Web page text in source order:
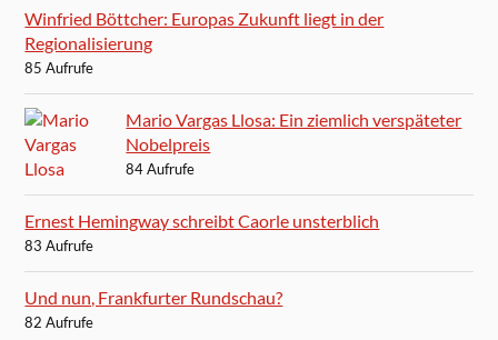
Winfried Böttcher: Europas Zukunft liegt in der
Regionalisierung
85 Aufrufe
Mario Vargas Llosa: Ein ziemlich verspäteter
Nobelpreis
84 Aufrufe
Ernest Hemingway schreibt Caorle unsterblich
83 Aufrufe
Und nun, Frankfurter Rundschau?
82 Aufrufe